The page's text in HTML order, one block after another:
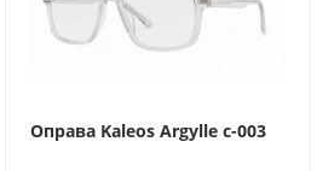
Оправа Kaleos Argylle c-003